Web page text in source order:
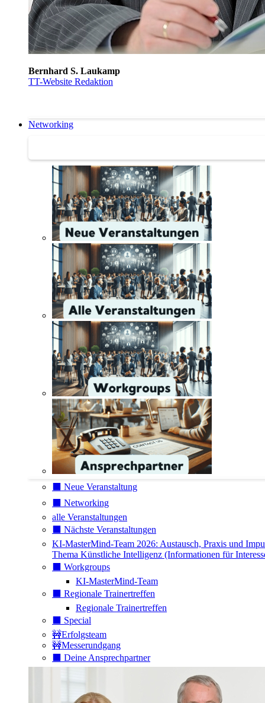
Bernhard S. Laukamp
TT-Website Redaktion
Networking
⬛️ Neue Veranstaltung
⬛️ Networking
alle Veranstaltungen
⬛️ Nächste Veranstaltungen
KI-MasterMind-Team 2026: Austausch, Praxis und
Thema Künstliche Intelligenz (Informationen für
⬛️ Workgroups
KI-MasterMind-Team
⬛️ Regionale Trainertreffen
Regionale Trainertreffen
⬛️ Special
🚧Erfolgsteam
🚧Messerundgang
⬛️ Deine Ansprechpartner